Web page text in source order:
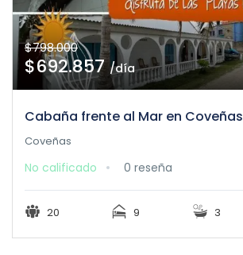
$798.000
$692.857/día
Cabaña frente al Mar en Coveñas
Coveñas
No calificado 0 reseña
20 9 3